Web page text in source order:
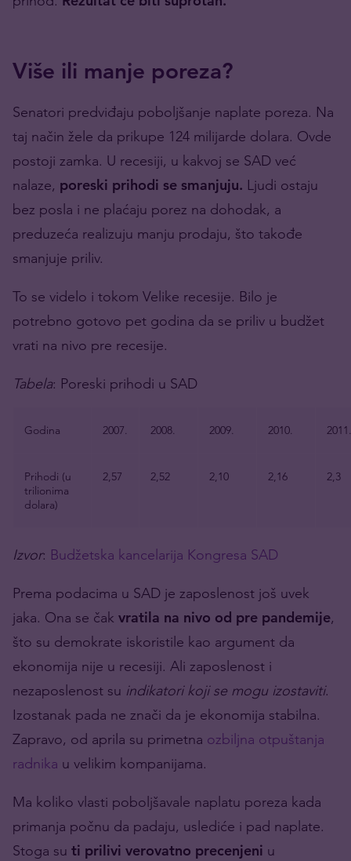
Više ili manje poreza?
Senatori predviđaju poboljšanje naplate poreza. Na
taj način žele da prikupe 124 milijarde dolara. Ovde
postoji zamka. U recesiji, u kakvoj se SAD već
nalaze, poreski prihodi se smanjuju. Ljudi ostaju
bez posla i ne plaćaju porez na dohodak, a
preduzeća realizuju manju prodaju, što takođe
smanjuje priliv.
To se videlo i tokom Velike recesije. Bilo je
potrebno gotovo pet godina da se priliv u budžet
vrati na nivo pre recesije.
Tabela: Poreski prihodi u SAD
Godina 2007. 2008. 2009. 2010. 2011.
Prihodi (u
trilionima
dolara)
2,57 2,52 2,10 2,16 2,3
Izvor: Budžetska kancelarija Kongresa SAD
Prema podacima u SAD je zaposlenost još uvek
jaka. Ona se čak vratila na nivo od pre pandemije,
što su demokrate iskoristile kao argument da
ekonomija nije u recesiji. Ali zaposlenost i
nezaposlenost su indikatori koji se mogu izostaviti.
Izostanak pada ne znači da je ekonomija stabilna.
Zapravo, od aprila su primetna ozbiljna otpuštanja
radnika u velikim kompanijama.
Ma koliko vlasti poboljšavale naplatu poreza kada
primanja počnu da padaju, uslediće i pad naplate.
Stoga su ti prilivi verovatno precenjeni u